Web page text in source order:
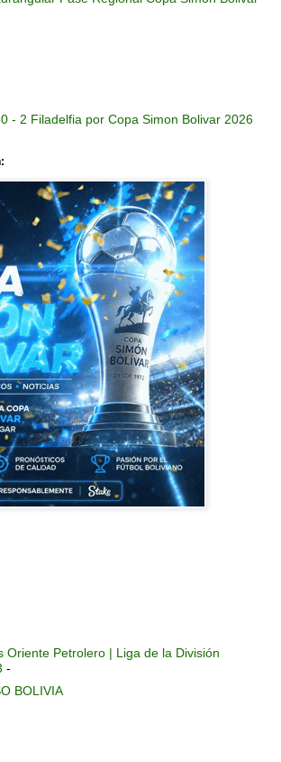
- 2 Filadelfia por Copa Simon Bolivar 2026
Oriente Petrolero | Liga de la División
-
BOLIVIA